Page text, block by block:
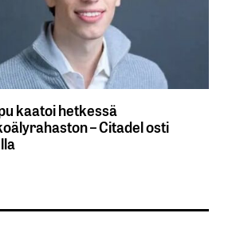
kaatoi hetkessä
– Citadel osti